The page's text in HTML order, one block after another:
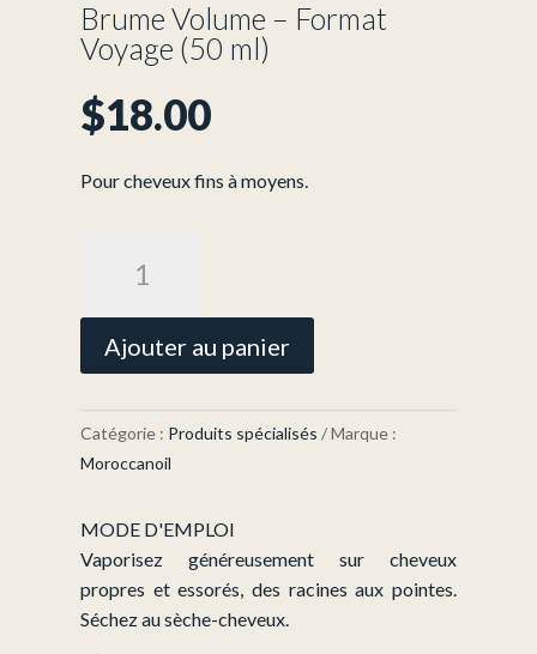
Brume Volume – Format
Voyage (50 ml)
$18.00
Pour cheveux fins à moyens.
Volume
-
Voyage
(50
Ajouter au panier
Catégorie : Produits spécialisés
Marque :
Moroccanoil
MODE D'EMPLOI
Vaporisez généreusement sur cheveux
propres et essorés, des racines aux pointes.
Séchez au sèche-cheveux.